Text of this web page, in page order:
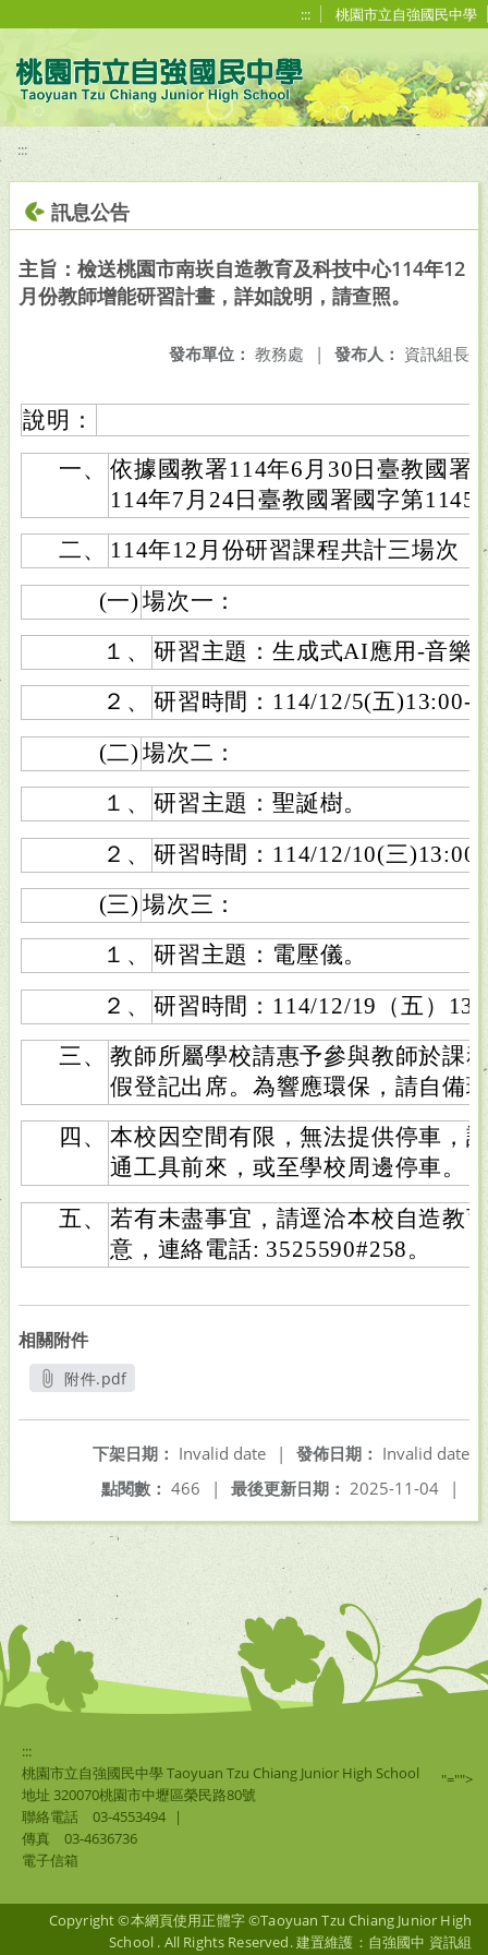
::: 桃園市立自強國民中學
:::
訊息公告
主旨：檢送桃園市南崁自造教育及科技中心114年12
月份教師增能研習計畫，詳如說明，請查照。
發布人： 資訊組長
發布單位： 教務處 |
說明：
一、
依據國教署114年6月30日臺教國署
114年7月24日臺教國署國字第
二、
114年12月份研習課程共計三場次
(一) 場次一：
１、
研習主題：生成式AI應用-音樂
２、
研習時間：114/12/5(五)13:00-
(二) 場次二：
１、
研習主題：聖誕樹。
２、
研習時間：114/12/10(三
(三) 場次三：
１、
研習主題：電壓儀。
２、
研習時間：114/12/19（五）13
三、
教師所屬學校請惠予參與教師於課
假登記出席。為響應環保，請自備
四、
本校因空間有限，無法提供停車，
通工具前來，或至學校周邊停車。
五、
若有未盡事宜，請逕洽本校自造教
意，連絡電話: 3525590#258。
相關附件
附件.pdf
發佈日期： Invalid date
下架日期： Invalid date
|
最後更新日期： 2025-11-04 |
點閱數： 466 |
:::
桃園市立自強國民中學 Taoyuan Tzu Chiang Junior High School
地址 320070桃園市中壢區榮民路80號
聯絡電話
03-4553494
|
傳真
03-4636736
電子信箱
"="">
Copyright ©本網頁使用正體字 ©Taoyuan Tzu Chiang Junior High
School . All Rights Reserved. 建置維護：自強國中 資訊組